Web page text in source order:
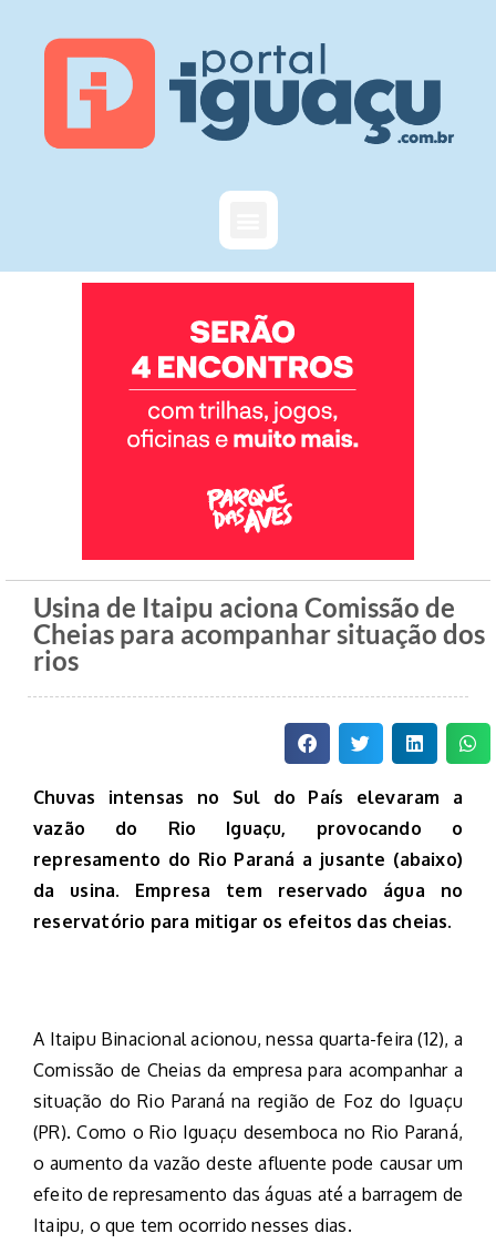
Usina de Itaipu aciona Comissão de
Cheias para acompanhar situação dos
rios
Chuvas intensas no Sul do País elevaram a
vazão do Rio Iguaçu, provocando o
represamento do Rio Paraná a jusante (abaixo)
da usina. Empresa tem reservado água no
reservatório para mitigar os efeitos das cheias.
A Itaipu Binacional acionou, nessa quarta-feira (12), a
Comissão de Cheias da empresa para acompanhar a
situação do Rio Paraná na região de Foz do Iguaçu
(PR). Como o Rio Iguaçu desemboca no Rio Paraná,
o aumento da vazão deste afluente pode causar um
efeito de represamento das águas até a barragem de
Itaipu, o que tem ocorrido nesses dias.